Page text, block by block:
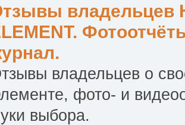
владельцев
владельцев о
фото- и
выбора.